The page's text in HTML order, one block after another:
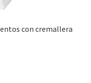
con cremallera